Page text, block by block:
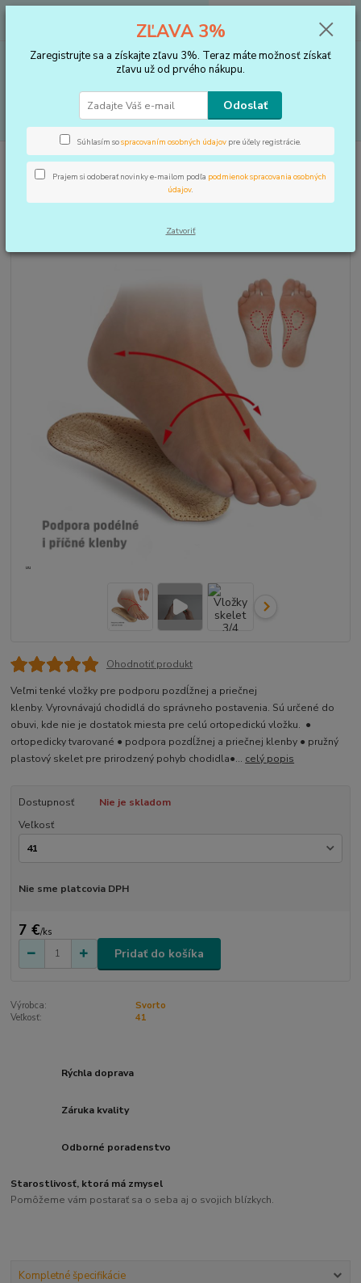
za0 €
Úvod VLOŽKY DO TOPÁNOK, KOREKTORY Vložky Vložky skelet 3/4
Vložky skelet 3/4
Ohodnotiť produkt
Veľmi tenké vložky pre podporu pozdĺžnej a priečnej
klenby. Vyrovnávajú chodidlá do správneho postavenia. Sú určené do
obuvi, kde nie je dostatok miesta pre celú ortopedickú vložku. ●
ortopedicky tvarované ● podpora pozdĺžnej a priečnej klenby ● pružný
plastový skelet pre prirodzený pohyb chodidla●... celý popis
Dostupnosť
Nie je skladom
Veľkosť
Nie sme platcovia DPH
7 €/ks
Pridať do košíka
Výrobca:
Svorto
Veľkosť:
41
Rýchla doprava
Záruka kvality
Odborné poradenstvo
Starostlivosť, ktorá má zmysel
Pomôžeme vám postarať sa o seba aj o svojich blízkych.
Kompletné špecifikácie
ZĽAVA 3%
Zaregistrujte sa a získajte zľavu 3%. Teraz máte možnosť získať
zľavu už od prvého nákupu.
Odoslať
Súhlasím sospracovaním osobných údajov pre účely registrácie.
Prajem si odoberať novinky e-mailom podľa podmienok spracovania osobných
údajov.
Zatvoriť